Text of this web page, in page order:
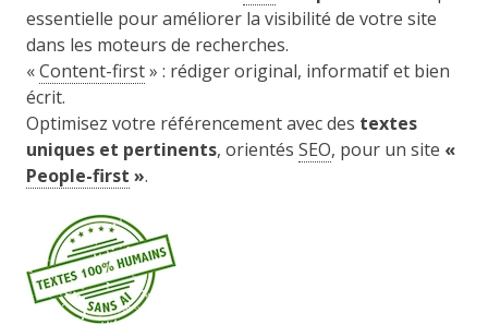
essentielle pour améliorer la visibilité de votre site
dans les moteurs de recherches.
«Content-first» : rédiger original, informatif et bien
écrit.
Optimisez votre référencement avec des textes
uniques et pertinents, orientés SEO, pour un site «
People-first ».